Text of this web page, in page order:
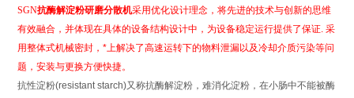
SGN抗酶解淀粉研磨分散机采用优化设计理念，将先进的技术与创新的思维
有效融合，并体现在具体的设备结构设计中，为设备稳定运行提供了保证. 采
用整体式机械密封，*上解决了高速运转下的物料泄漏以及冷却介质污染等问
题，安装与更换方便快捷。
抗性淀粉(resistant starch)又称抗酶解淀粉，难消化淀粉，在小肠中不能被酶